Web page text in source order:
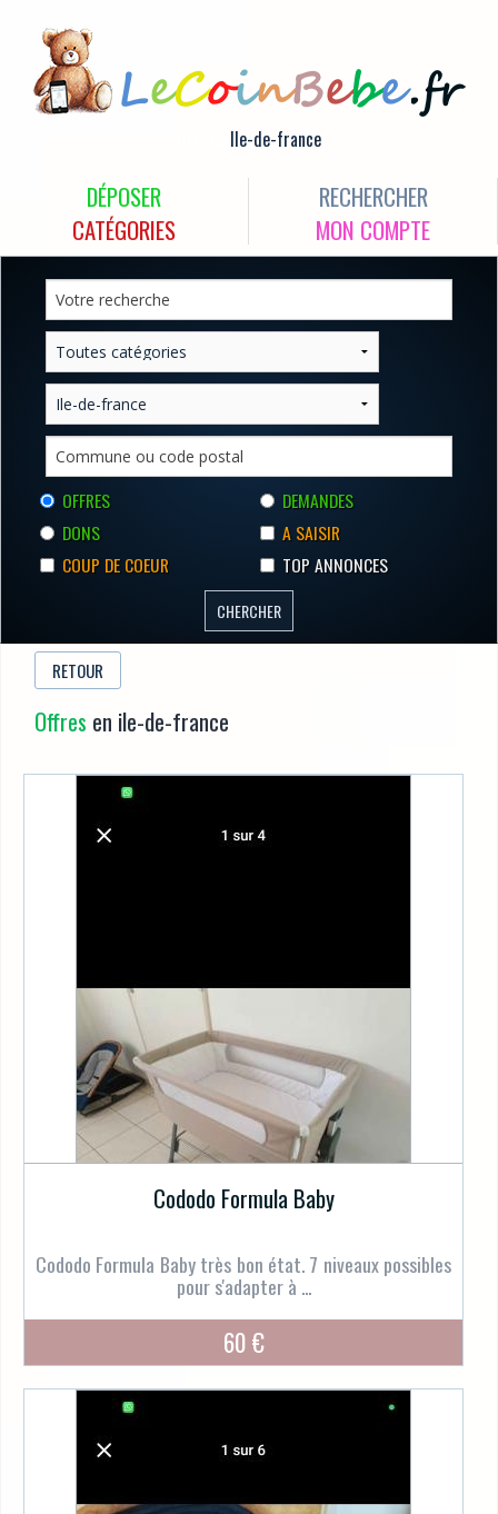
Ile-de-france
DÉPOSER
RECHERCHER
CATÉGORIES
MON COMPTE
OFFRES
DEMANDES
DONS
A SAISIR
COUP DE COEUR
TOP ANNONCES
RETOUR
Offres en ile-de-france
Cododo Formula Baby
Cododo Formula Baby très bon état. 7 niveaux possibles
pour s'adapter à ...
60 €